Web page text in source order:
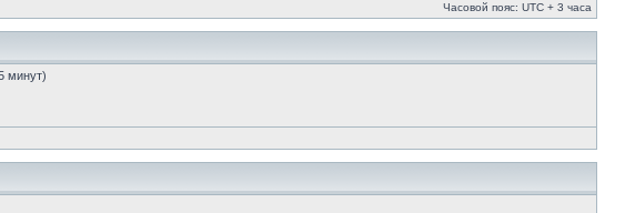
Часовой пояс: UTC + 3 часа
минут)